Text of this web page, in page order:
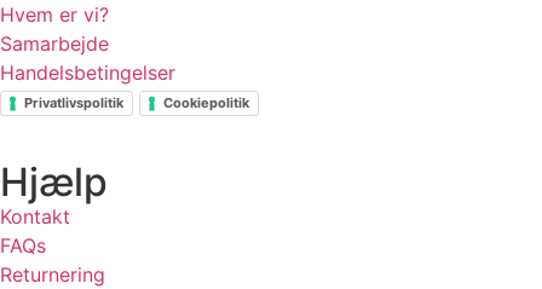
Hvem er vi?
Samarbejde
Handelsbetingelser
Privatlivspolitik Cookiepolitik
Hjælp
Kontakt
FAQs
Returnering